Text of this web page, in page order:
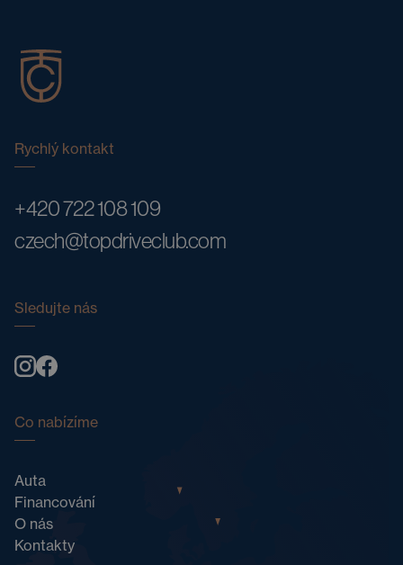
Rychlý kontakt
+420 722 108 109
czech@topdriveclub.com
Sledujte nás
Co nabízíme
Auta
Financování
O nás
Kontakty